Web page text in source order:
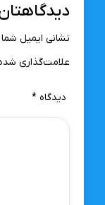
نشانی ایمیل
علامت‌گذاری
دیدگاه *